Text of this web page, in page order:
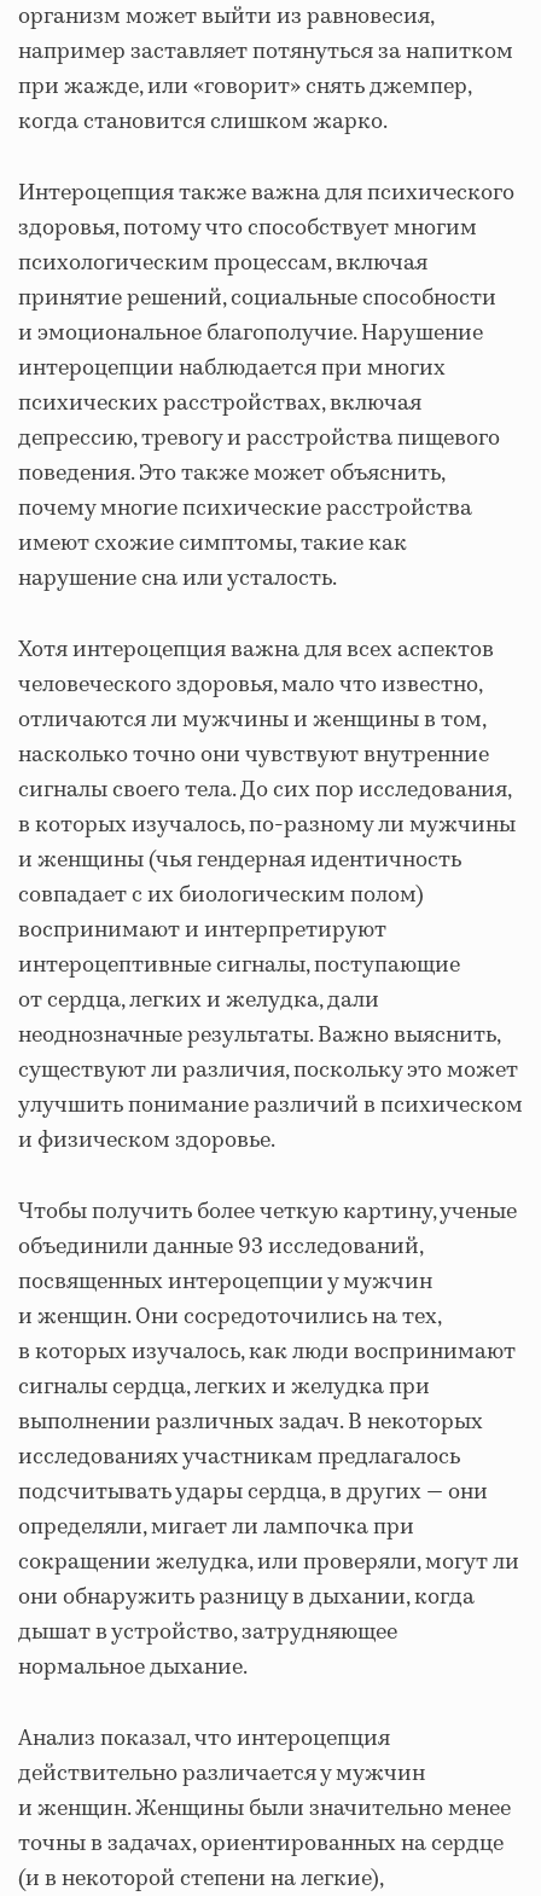
организм может выйти из равновесия,
например заставляет потянуться за напитком
при жажде, или «говорит» снять джемпер,
когда становится слишком жарко.
Интероцепция также важна для психического
здоровья, потому что способствует многим
психологическим процессам, включая
принятие решений, социальные способности
и эмоциональное благополучие. Нарушение
интероцепции наблюдается при многих
психических расстройствах, включая
депрессию, тревогу и расстройства пищевого
поведения. Это также может объяснить,
почему многие психические расстройства
имеют схожие симптомы, такие как
нарушение сна или усталость.
Хотя интероцепция важна для всех аспектов
человеческого здоровья, мало что известно,
отличаются ли мужчины и женщины в том,
насколько точно они чувствуют внутренние
сигналы своего тела. До сих пор исследования,
в которых изучалось, по-разному ли мужчины
и женщины (чья гендерная идентичность
совпадает с их биологическим полом)
воспринимают и интерпретируют
интероцептивные сигналы, поступающие
от сердца, легких и желудка, дали
неоднозначные результаты. Важно выяснить,
существуют ли различия, поскольку это может
улучшить понимание различий в психическом
и физическом здоровье.
Чтобы получить более четкую картину, ученые
объединили данные 93 исследований,
посвященных интероцепции у мужчин
и женщин. Они сосредоточились на тех,
в которых изучалось, как люди воспринимают
сигналы сердца, легких и желудка при
выполнении различных задач. В некоторых
исследованиях участникам предлагалось
подсчитывать удары сердца, в других — они
определяли, мигает ли лампочка при
сокращении желудка, или проверяли, могут ли
они обнаружить разницу в дыхании, когда
дышат в устройство, затрудняющее
нормальное дыхание.
Анализ показал, что интероцепция
действительно различается у мужчин
и женщин. Женщины были значительно менее
точны в задачах, ориентированных на сердце
(и в некоторой степени на легкие),